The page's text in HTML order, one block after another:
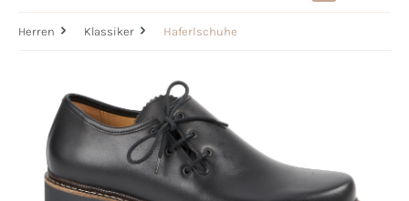
Herren Klassiker Haferlschuhe
Bildergalerie überspringen